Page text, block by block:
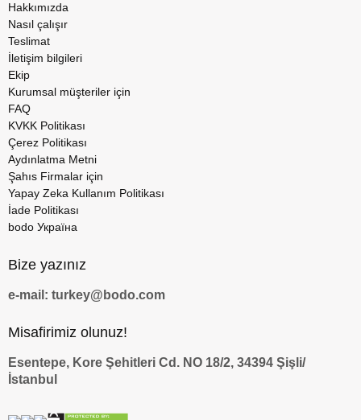
Hakkımızda
Nasıl çalışır
Teslimat
İletişim bilgileri
Ekip
Kurumsal müşteriler için
FAQ
KVKK Politikası
Çerez Politikası
Aydınlatma Metni
Şahıs Firmalar için
Yapay Zeka Kullanım Politikası
İade Politikası
bodo Україна
Bize yazınız
e-mail: turkey@bodo.com
Misafirimiz olunuz!
Esentepe, Kore Şehitleri Cd. NO 18/2, 34394 Şişli/
İstanbul